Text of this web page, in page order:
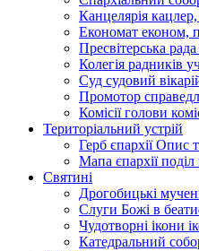
Канцелярія кацлер,
Економат економ,
Пресвітерська рада
Колегія радників
Суд судовий
Промотор
Комісіїголови
Територіальний устрій
Герб єпархіїОпис
Мапа єпархіїподіл
Святині
Дрогобицькі
Слуги Божі в
Чудотворні ікони
Катедральний